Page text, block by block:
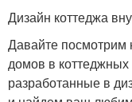
Дизайн коттеджа
Давайте посмотрим
домов в коттеджных
разработанные в